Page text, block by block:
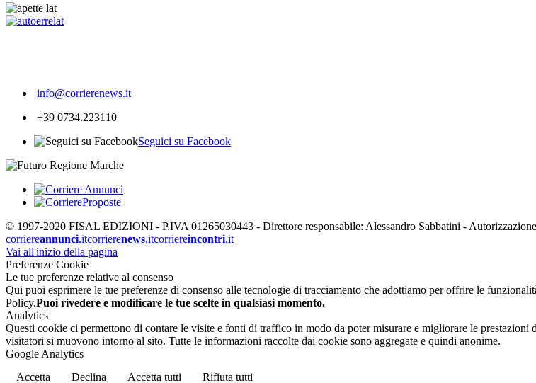
info@corrierenews.it
+39 0734.223110
Seguici su Facebook
© 1997-2020 FISAL EDIZIONI - P.IVA 01265030443 - Direttore responsabile: Alessandro Sabbatini -
corriereannunci.itcorrierenews.itcorriereincontri.it
Vai all'inizio della pagina
Preferenze Cookie
Le tue preferenze relative al consenso
Qui puoi esprimere le tue preferenze di consenso alle tecnologie di tracciamento che adottiamo per offrire le
Policy.Puoi rivedere e modificare le tue scelte in qualsiasi momento.
Analytics
Questi cookie ci permettono di contare le visite e fonti di traffico in modo da poter misurare e migliorare le
visitatori si muovono intorno al sito. Tutte le informazioni raccolte dai cookie sono aggregate e quindi anonime.
Google Analytics
Accetta
Declina Accetta tutti Rifiuta tutti